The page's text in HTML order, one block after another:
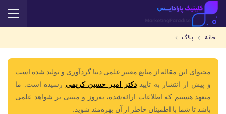
خانه بلاگ
محتوای این مقاله از منابع معتبر علمی دنیا گردآوری و تولید شده است
و پیش از انتشار به تاییددکتر امیر حسین کریمی رسیده است. ما
متعهد هستیم که اطلاعات ارائه‌شده، به‌روز و مبتنی بر شواهد علمی
باشد تا شما با اطمینان خاطر از آن بهره‌مند شوید.